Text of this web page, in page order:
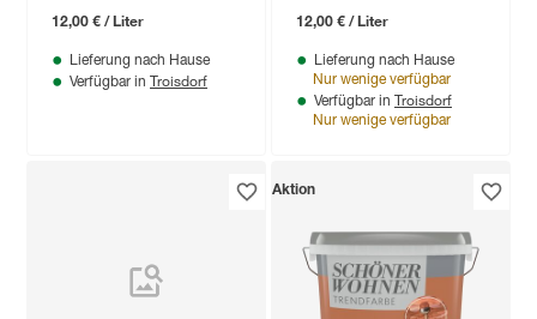
12,00 € / Liter
Lieferung nach Hause
Verfügbar in Troisdorf
12,00 € / Liter
Lieferung nach Hause
Nur wenige verfügbar
Verfügbar in Troisdorf
Nur wenige verfügbar
Aktion